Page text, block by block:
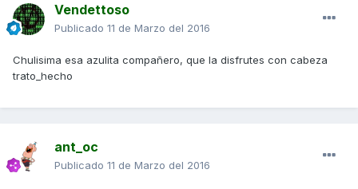
Vendettoso
Publicado 11 de Marzo del 2016
Chulisima esa azulita compañero, que la disfrutes con cabeza
trato_hecho
ant_oc
Publicado 11 de Marzo del 2016